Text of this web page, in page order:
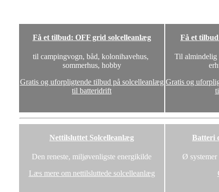
Få et tilbud: OFF grid solcelleanlæg
til campingvogn, båd, kolonihavehus,
sommerhus, hobby
Gratis og uforpligtende tilbud på solcelleanlæg
til batteridrift
Få et
Til almindelig
Gratis og
Nettilsluttet Solcelleanlæg
Den reneste, miljøvenligste energikilde
Læs mere om nettilsluttede solcelleanlæg
Batteri
Ø